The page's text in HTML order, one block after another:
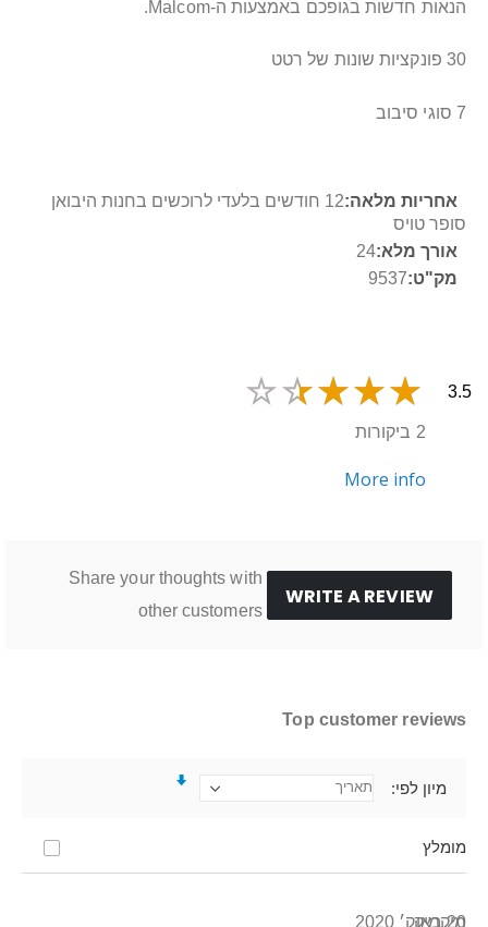
הנאות חדשות בגופכם באמצעות ה-Malcom.
30 פונקציות שונות של רטט
7 סוגי סיבוב
מידע
נוסף
12 חודשים בלעדי לרוכשים בחנות היבואן
סופר טויס
24
9537
3.5
2 ביקורות
More info
WRITE A REVIEW
Share your thoughts with
other customers
Top customer reviews
מומלץ
מיון לפי
מיקמיק
20 באוק׳ 2020